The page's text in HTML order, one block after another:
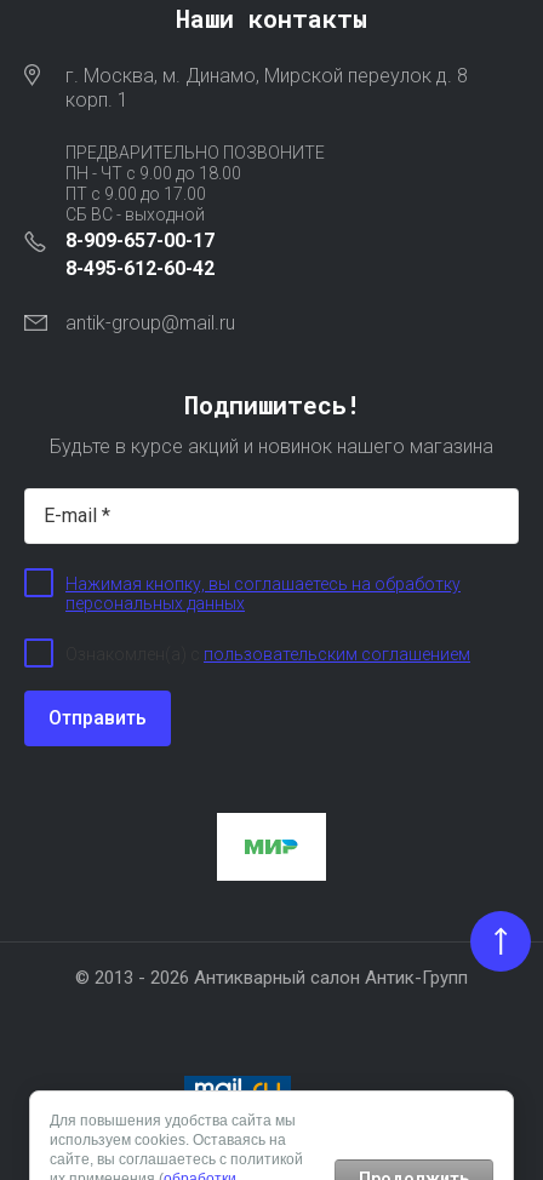
Наши контакты
г. Москва, м. Динамо, Мирской переулок д. 8
корп. 1
ПРЕДВАРИТЕЛЬНО ПОЗВОНИТЕ
ПН - ЧТ с 9.00 до 18.00
ПТ с 9.00 до 17.00
СБ ВС - выходной
8-909-657-00-17
8-495-612-60-42
antik-group@mail.ru
Подпишитесь!
Будьте в курсе акций и новинок нашего магазина
Нажимая кнопку, вы соглашаетесь на обработку
персональных данных
пользовательским соглашением
Отправить
© 2013 - 2026 Антикварный салон Антик-Групп
Создание сайта:megagroup.ru
Для повышения удобства сайта мы
используем cookies. Оставаясь на
сайте, вы соглашаетесь с политикой